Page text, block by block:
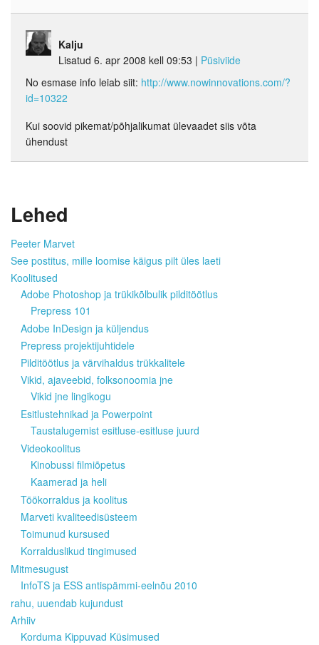
Kalju
Lisatud 6. apr 2008 kell 09:53 | Püsiviide
No esmase info leiab siit: http://www.nowinnovations.com/?
id=10322
Kui soovid pikemat/põhjalikumat ülevaadet siis võta
ühendust
Lehed
Peeter Marvet
See postitus, mille loomise käigus pilt üles laeti
Koolitused
Adobe Photoshop ja trükikõlbulik pilditöötlus
Prepress 101
Adobe InDesign ja küljendus
Prepress projektijuhtidele
Pilditöötlus ja värvihaldus trükkalitele
Vikid, ajaveebid, folksonoomia jne
Vikid jne lingikogu
Esitlustehnikad ja Powerpoint
Taustalugemist esitluse-esitluse juurd
Videokoolitus
Kinobussi filmiõpetus
Kaamerad ja heli
Töökorraldus ja koolitus
Marveti kvaliteedisüsteem
Toimunud kursused
Korralduslikud tingimused
Mitmesugust
InfoTS ja ESS antispämmi-eelnõu 2010
rahu, uuendab kujundust
Arhiiv
Korduma Kippuvad Küsimused